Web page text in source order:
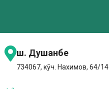
ш. Душанбе
734067, кӯч. Нахимов, 64/14